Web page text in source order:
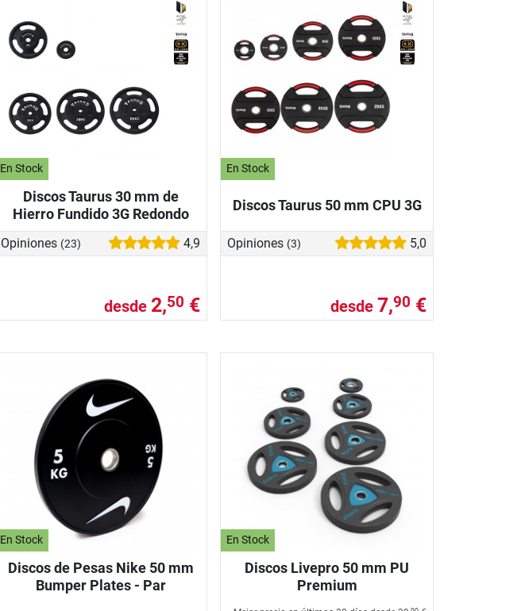
En Stock
Discos Taurus 30 mm de
Hierro Fundido 3G Redondo
Opiniones (23) 4,9
desde 2,50 €
En Stock
Discos Taurus 50 mm CPU 3G
Opiniones (3) 5,0
desde 7,90 €
En Stock
Discos de Pesas Nike 50 mm
Bumper Plates - Par
En Stock
Discos Livepro 50 mm PU
Premium